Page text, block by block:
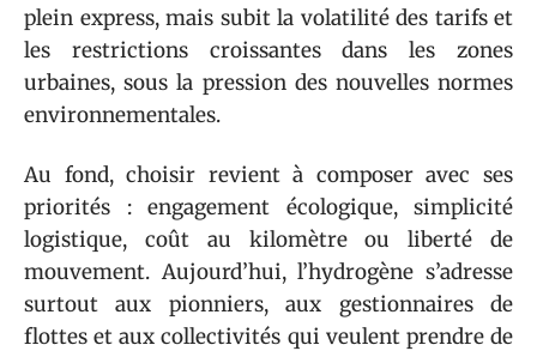
plein express, mais subit la volatilité des tarifs et
les restrictions croissantes dans les zones
urbaines, sous la pression des nouvelles normes
environnementales.
Au fond, choisir revient à composer avec ses
priorités : engagement écologique, simplicité
logistique, coût au kilomètre ou liberté de
mouvement. Aujourd’hui, l’hydrogène s’adresse
surtout aux pionniers, aux gestionnaires de
flottes et aux collectivités qui veulent prendre de